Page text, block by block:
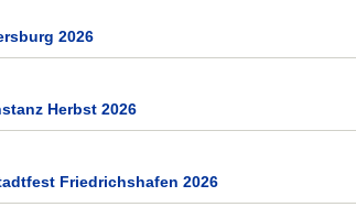
2026
Herbst 2026
Friedrichshafen 2026